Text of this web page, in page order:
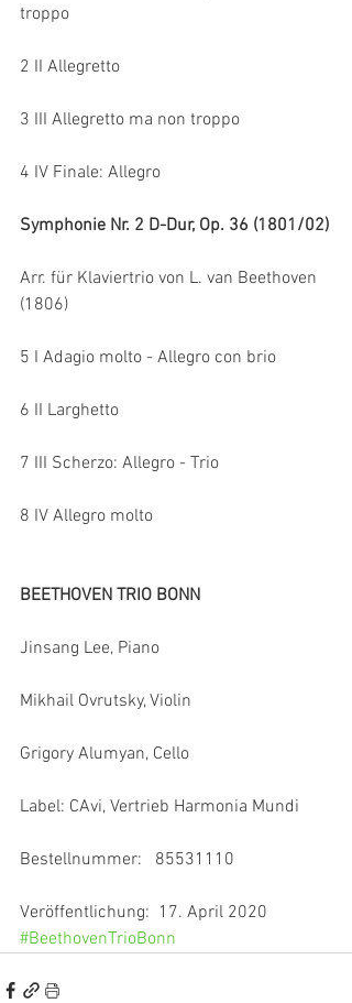
troppo
2 II Allegretto
3 III Allegretto ma non troppo
4 IV Finale: Allegro
Symphonie Nr. 2 D-Dur, Op. 36 (1801/02)
Arr. für Klaviertrio von L. van Beethoven
(1806)
5 I Adagio molto - Allegro con brio
6 II Larghetto
7 III Scherzo: Allegro - Trio
8 IV Allegro molto
BEETHOVEN TRIO BONN
Jinsang Lee, Piano
Mikhail Ovrutsky, Violin
Grigory Alumyan, Cello
Label: CAvi, Vertrieb Harmonia Mundi
Bestellnummer:   85531110
Veröffentlichung:  17. April 2020
#BeethovenTrioBonn